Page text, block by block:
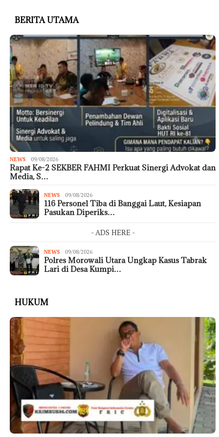
BERITA UTAMA
NEWS 09/08/2026
Rapat Ke-2 SEKBER FAHMI Perkuat Sinergi Advokat dan
Media, S…
NEWS 09/08/2026
116 Personel Tiba di Banggai Laut, Kesiapan
Pasukan Diperiks…
- ADS HERE -
NEWS 09/08/2026
Polres Morowali Utara Ungkap Kasus Tabrak
Lari di Desa Kumpi…
HUKUM